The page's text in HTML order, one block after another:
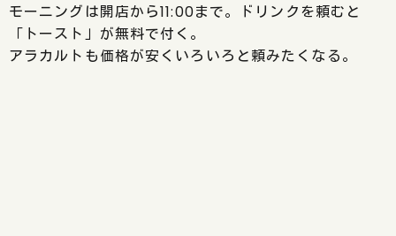
モーニングは開店から11:00まで。ドリンクを頼むと
「トースト」が無料で付く。
アラカルトも価格が安くいろいろと頼みたくなる。